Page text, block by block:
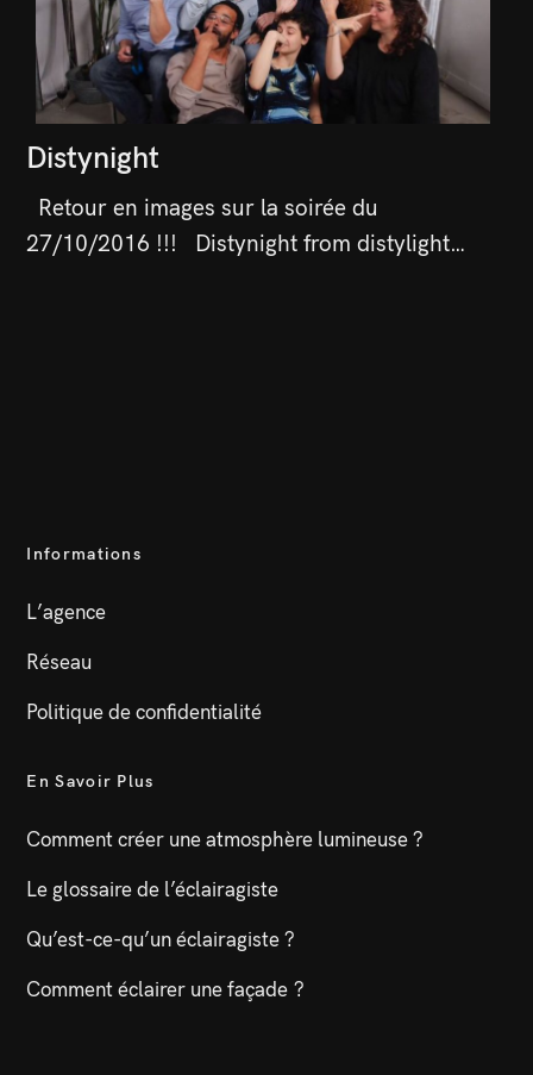
Distynight
Retour en images sur la soirée du
27/10/2016 !!! Distynight from distylight…
Informations
L’agence
Réseau
Politique de confidentialité
En Savoir Plus
Comment créer une atmosphère lumineuse ?
Le glossaire de l’éclairagiste
Qu’est-ce-qu’un éclairagiste ?
Comment éclairer une façade ?